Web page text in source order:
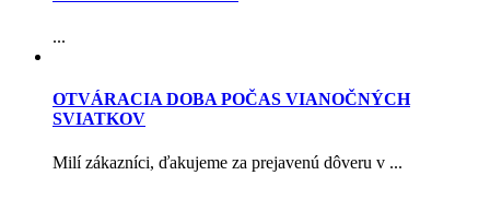
...
OTVÁRACIA DOBA POČAS VIANOČNÝCH
SVIATKOV
Milí zákazníci, ďakujeme za prejavenú dôveru v ...